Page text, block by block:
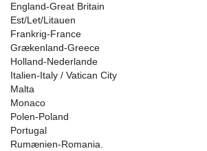
England-Great Britain
Est/Let/Litauen
Frankrig-France
Grækenland-Greece
Holland-Nederlande
Italien-Italy / Vatican City
Malta
Monaco
Polen-Poland
Portugal
Rumænien-Romania.